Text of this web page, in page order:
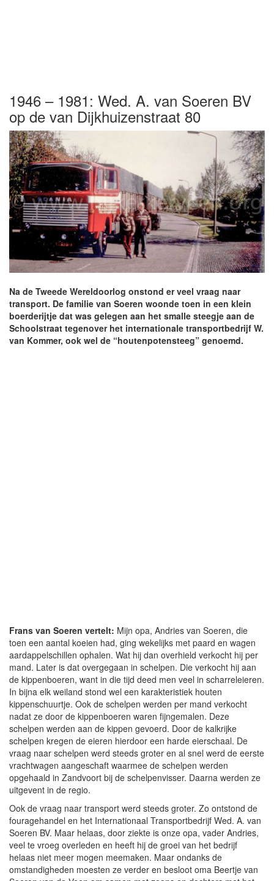
1946 – 1981: Wed. A. van Soeren BV
op de van Dijkhuizenstraat 80
Na de Tweede Wereldoorlog onstond er veel vraag naar
transport. De familie van Soeren woonde toen in een klein
boerderijtje dat was gelegen aan het smalle steegje aan de
Schoolstraat tegenover het internationale transportbedrijf W.
van Kommer, ook wel de “houtenpotensteeg” genoemd.
Frans van Soeren vertelt: Mijn opa, Andries van Soeren, die
toen een aantal koeien had, ging wekelijks met paard en wagen
aardappelschillen ophalen. Wat hij dan overhield verkocht hij per
mand. Later is dat overgegaan in schelpen. Die verkocht hij aan
de kippenboeren, want in die tijd deed men veel in scharreleieren.
In bijna elk weiland stond wel een karakteristiek houten
kippenschuurtje. Ook de schelpen werden per mand verkocht
nadat ze door de kippenboeren waren fijngemalen. Deze
schelpen werden aan de kippen gevoerd. Door de kalkrijke
schelpen kregen de eieren hierdoor een harde eierschaal. De
vraag naar schelpen werd steeds groter en al snel werd de eerste
vrachtwagen aangeschaft waarmee de schelpen werden
opgehaald in Zandvoort bij de schelpenvisser. Daarna werden ze
uitgevent in de regio.
Ook de vraag naar transport werd steeds groter. Zo ontstond de
fouragehandel en het Internationaal Transportbedrijf Wed. A. van
Soeren BV. Maar helaas, door ziekte is onze opa, vader Andries,
veel te vroeg overleden en heeft hij de groei van het bedrijf
helaas niet meer mogen meemaken. Maar ondanks de
omstandigheden moesten ze verder en besloot oma Beertje van